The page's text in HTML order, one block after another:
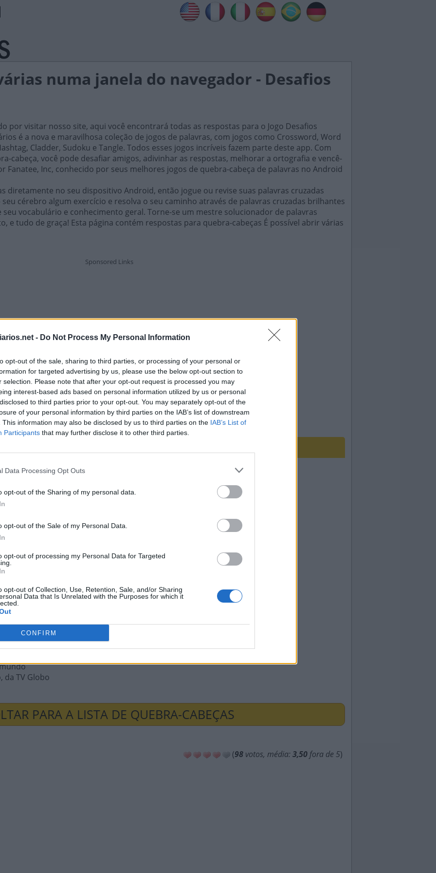
- Do Not Process My Personal Information
opt-out of the sale, sharing to third parties, or processing of your personal or
for targeted advertising by us, please use the below opt-out section to
selection. Please note that after your opt-out request is processed you may
interest-based ads based on personal information utilized by us or personal
to third parties prior to your opt-out. You may separately opt-out of the
of your personal information by third parties on the IAB’s list of downstream
This information may also be disclosed by us to third parties on the IAB’s List of
Participants that may further disclose it to other third parties.
Data Processing Opt Outs
opt-out of the Sharing of my personal data.
opt-out of the Sale of my Personal Data.
opt-out of processing my Personal Data for Targeted
opt-out of Collection, Use, Retention, Sale, and/or Sharing
Data that Is Unrelated with the Purposes for which it
CONFIRM
numa janela do navegador - Desafios
por visitar nosso site, aqui você encontrará todas as respostas para o Jogo Desafios
é a nova e maravilhosa coleção de jogos de palavras, com jogos como Crossword, Word
Cladder, Sudoku e Tangle. Todos esses jogos incríveis fazem parte deste app. Com
cabeça, você pode desafiar amigos, adivinhar as respostas, melhorar a ortografia e vencê-
Fanatee, Inc, conhecido por seus melhores jogos de quebra-cabeça de palavras no Android
diretamente no seu dispositivo Android, então jogue ou revise suas palavras cruzadas
cérebro algum exercício e resolva o seu caminho através de palavras cruzadas brilhantes
vocabulário e conhecimento geral. Torne-se um mestre solucionador de palavras
e tudo de graça! Esta página contém respostas para quebra-cabeças É possível abrir várias
cabeça:
de Ferro
só
navegador
da TV Globo
PARA A LISTA DE QUEBRA-CABEÇAS
(98 votos, média: 3,50 fora de 5)